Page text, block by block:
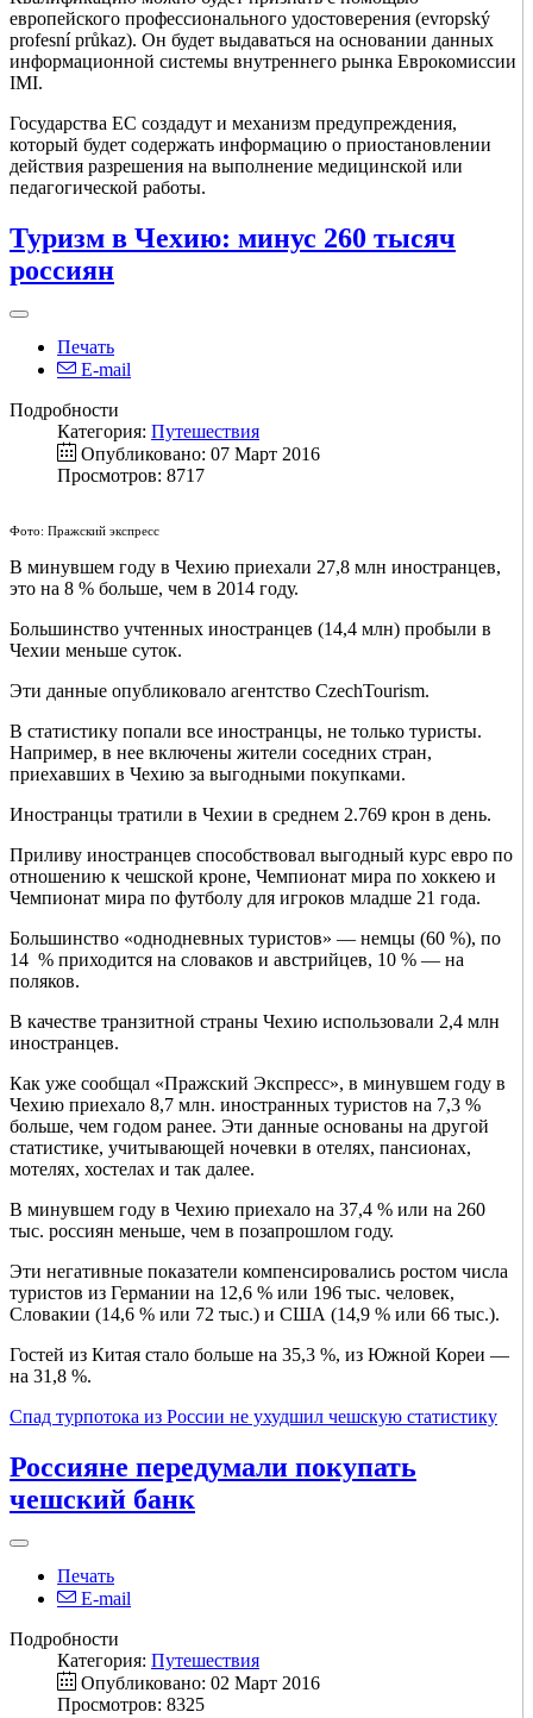
европейского профессионального удостоверения (evropský
profesní průkaz). Он будет выдаваться на основании данных
информационной системы внутреннего рынка Еврокомиссии
IMI.
Государства ЕС создадут и механизм предупреждения,
который будет содержать информацию о приостановлении
действия разрешения на выполнение медицинской или
педагогической работы.
Туризм в Чехию: минус 260 тысяч
россиян
Печать
E-mail
Подробности
Категория: Путешествия
Опубликовано: 07 Март 2016
Просмотров: 8717
Фото: Пражский экспресс
В минувшем году в Чехию приехали 27,8 млн иностранцев,
это на 8 % больше, чем в 2014 году.
Большинство учтенных иностранцев (14,4 млн) пробыли в
Чехии меньше суток.
Эти данные опубликовало агентство CzechTourism.
В статистику попали все иностранцы, не только туристы.
Например, в нее включены жители соседних стран,
приехавших в Чехию за выгодными покупками.
Иностранцы тратили в Чехии в среднем 2.769 крон в день.
Приливу иностранцев способствовал выгодный курс евро по
отношению к чешской кроне, Чемпионат мира по хоккею и
Чемпионат мира по футболу для игроков младше 21 года.
Большинство «однодневных туристов» — немцы (60 %), по
14 % приходится на словаков и австрийцев, 10 % — на
поляков.
В качестве транзитной страны Чехию использовали 2,4 млн
иностранцев.
Как уже сообщал «Пражский Экспресс», в минувшем году в
Чехию приехало 8,7 млн. иностранных туристов на 7,3 %
больше, чем годом ранее. Эти данные основаны на другой
статистике, учитывающей ночевки в отелях, пансионах,
мотелях, хостелах и так далее.
В минувшем году в Чехию приехало на 37,4 % или на 260
тыс. россиян меньше, чем в позапрошлом году.
Эти негативные показатели компенсировались ростом числа
туристов из Германии на 12,6 % или 196 тыс. человек,
Словакии (14,6 % или 72 тыс.) и США (14,9 % или 66 тыс.).
Гостей из Китая стало больше на 35,3 %, из Южной Кореи —
на 31,8 %.
Спад турпотока из России не ухудшил чешскую статистику
Россияне передумали покупать
чешский банк
Печать
E-mail
Подробности
Категория: Путешествия
Опубликовано: 02 Март 2016
Просмотров: 8325